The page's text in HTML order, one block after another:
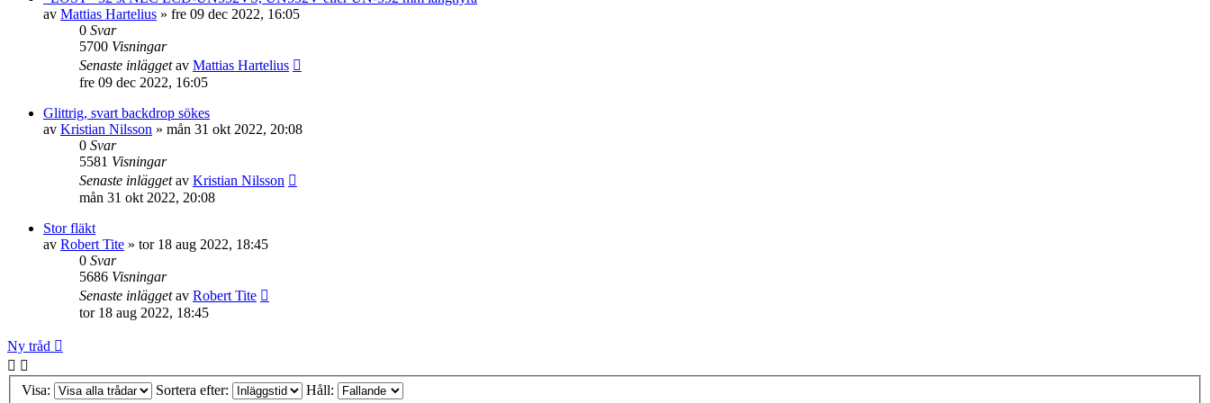
av Mattias Hartelius » fre 09 dec 2022, 16:05
0 Svar
5700 Visningar
Senaste inläggetav Mattias Hartelius
fre 09 dec 2022, 16:05
Glittrig, svart backdrop sökes
av Kristian Nilsson » mån 31 okt 2022, 20:08
0 Svar
5581 Visningar
Senaste inläggetav Kristian Nilsson
mån 31 okt 2022, 20:08
Stor fläkt
av Robert Tite » tor 18 aug 2022, 18:45
0 Svar
5686 Visningar
Senaste inläggetav Robert Tite
tor 18 aug 2022, 18:45
Ny tråd
Visa: Sortera efter: Håll: